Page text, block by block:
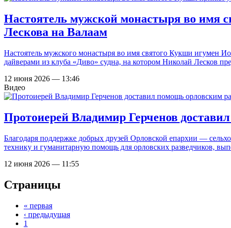
Настоятель мужской монастыря во имя
Лескова на Валаам
Настоятель мужского монастыря во имя святого Кукши игумен
дайверами из клуба «Диво» судна, на котором Николай Лесков
12 июня 2026 — 13:46
Видео
Протоиерей Владимир Герченов
Благодаря поддержке добрых друзей Орловской епархии —
технику и гуманитарную помощь для орловских разведчиков,
12 июня 2026 — 11:55
Страницы
« первая
‹ предыдущая
1